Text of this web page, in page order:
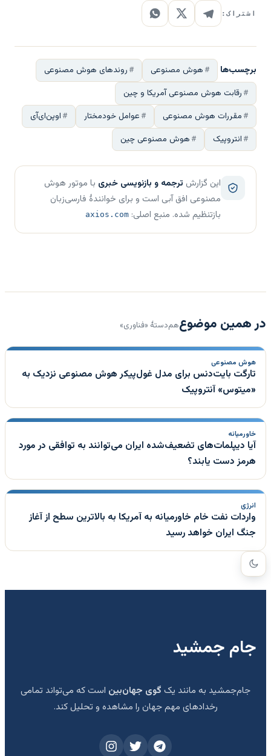
اشتراک:
برچسب‌ها هوش مصنوعی
روندهای هوش مصنوعی
رقابت هوش مصنوعی آمریکا و چین
مقررات هوش مصنوعی
عوامل خودمختار
اوپن‌ای‌آی
انتروپیک
هوش مصنوعی چین
این گزارش ترجمه و بازنویسی خبری با موتور هوش
مصنوعی افق آبی است و برای خوانندهٔ فارسی‌زبان
بازتنظیم شده. منبع اصلی: axios.com
در همین موضوعهم‌دستهٔ «فناوری»
هوش مصنوعی
تارگت بایت‌دنس برای مدل غول‌پیکر هوش مصنوعی نزدیک به
«میتوس» آنتروپیک
خاورمیانه
آیا دیپلمات‌های تضعیف‌شده ایران می‌توانند به توافقی در مورد
هرمز دست یابند؟
انرژی
واردات نفت خام خاورمیانه به آمریکا به بالاترین سطح از آغاز
جنگ ایران خواهد رسید
جام جمشید
جام‌جمشید به مانند یک گوی جهان‌بین است که می‌تواند تمامی
رخدادهای مهم جهان را مشاهده و تحلیل کند.